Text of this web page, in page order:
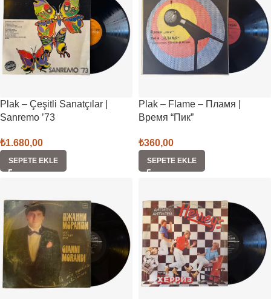
Plak – Çeşitli Sanatçılar |
Sanremo ’73
₺1.680,00
SEPETE EKLE
Plak – Flame – Пламя |
Время “Пик”
₺360,00
SEPETE EKLE